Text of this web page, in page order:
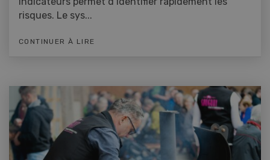
risques. Le sys...
CONTINUER À LIRE